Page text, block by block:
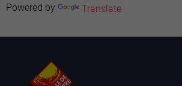
Powered by Translate